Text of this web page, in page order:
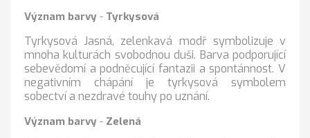
Význam barvy - Tyrkysová
Tyrkysová Jasná, zelenkavá modř symbolizuje v
mnoha kulturách svobodnou duši. Barva podporující
sebevědomí a podněcující fantazii a spontánnost. V
negativním chápání je tyrkysová symbolem
sobectví a nezdravé touhy po uznání.
Význam barvy - Zelená